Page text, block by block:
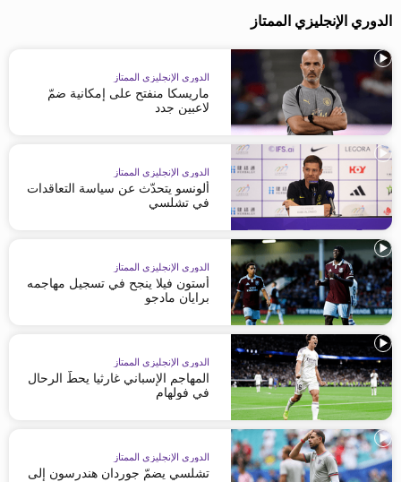
الدوري الإنجليزي الممتاز
الدوري الإنجليزي الممتاز
ماريسكا منفتح على إمكانية ضمّ
لاعبين جدد
الدوري الإنجليزي الممتاز
ألونسو يتحدّث عن سياسة التعاقدات
في تشلسي
الدوري الإنجليزي الممتاز
أستون فيلا ينجح في تسجيل مهاجمه
برايان مادجو
الدوري الإنجليزي الممتاز
المهاجم الإسباني غارثيا يحطّ الرحال
في فولهام
الدوري الإنجليزي الممتاز
تشلسي يضمّ جوردان هندرسون إلى